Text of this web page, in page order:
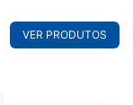
VER PRODUTOS